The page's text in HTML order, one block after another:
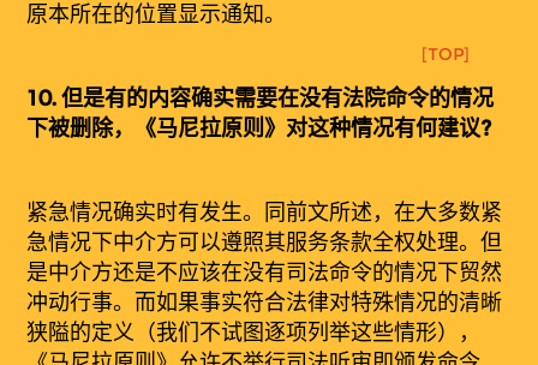
原本所在的位置显示通知。
[TOP]
10.但是有的内容确实需要在没有法院命令的情况
下被删除，《马尼拉原则》对这种情况有何建议?
紧急情况确实时有发生。同前文所述，在大多数紧
急情况下中介方可以遵照其服务条款全权处理。但
是中介方还是不应该在没有司法命令的情况下贸然
冲动行事。而如果事实符合法律对特殊情况的清晰
狭隘的定义（我们不试图逐项列举这些情形），